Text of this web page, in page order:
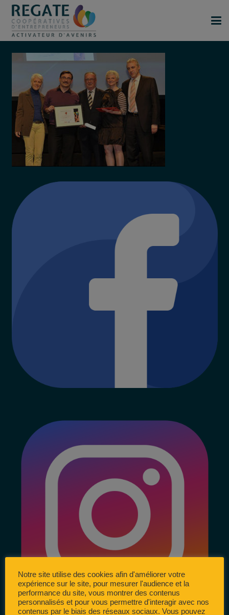
Notre site utilise des cookies afin d'améliorer votre
expérience sur le site, pour mesurer l'audience et la
performance du site, vous montrer des contenus
personnalisés et pour vous permettre d'interagir avec nos
contenus par le biais des réseaux sociaux. Vous pouvez